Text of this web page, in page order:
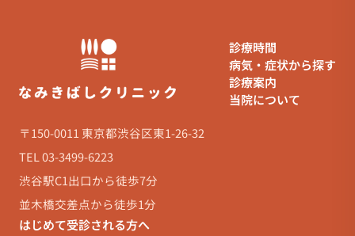
〒150-0011 東京都渋谷区東1-26-32
TEL 03-3499-6223
渋谷駅C1出口から徒歩7分
並木橋交差点から徒歩1分
診療時間
病気・症状から探す
診療案内
当院について
はじめて受診される方へ